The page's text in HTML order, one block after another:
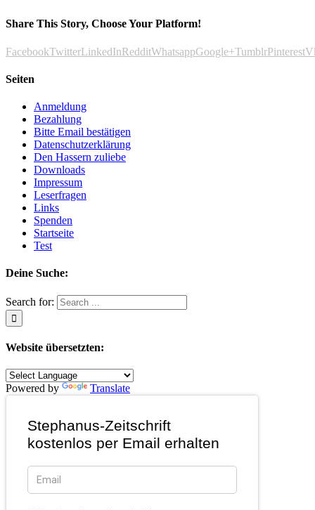
Share This Story, Choose Your Platform!
FacebookTwitterLinkedInRedditWhatsappGoogle+TumblrPinterest
Seiten
Anmeldung
Bezahlung
Bitte Email bestätigen
Datenschutzerklärung
Den Hassern zuliebe
Downloads
Impressum
Leserfragen
Links
Spenden
Startseite
Test
Deine Suche:
Search for:
Website übersetzten:
Powered by Translate